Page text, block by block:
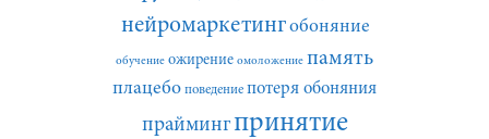
нейромаркетингобоняние
обучение ожирение омоложение память
плацебо поведение потеря обоняния
праймингпринятие